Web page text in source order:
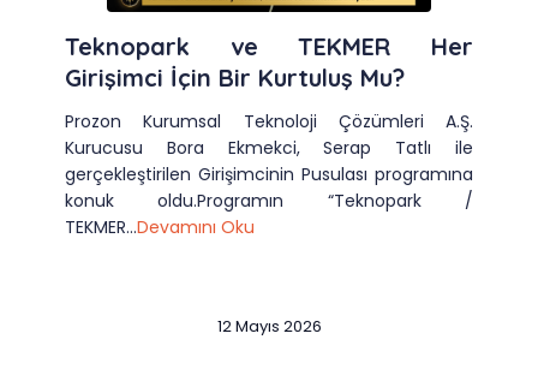
Teknopark ve TEKMER Her
Girişimci İçin Bir Kurtuluş Mu?
Prozon Kurumsal Teknoloji Çözümleri A.Ş.
Kurucusu Bora Ekmekci, Serap Tatlı ile
gerçekleştirilen Girişimcinin Pusulası programına
konuk oldu.Programın “Teknopark /
TEKMER...Devamını Oku
12 Mayıs 2026